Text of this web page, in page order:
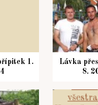
1.
Lávka
8.